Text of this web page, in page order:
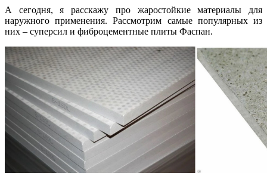
А сегодня, я расскажу про жаростойкие материалы для
наружного применения. Рассмотрим самые популярных из
них – суперсил и фиброцементные плиты Фаспан.